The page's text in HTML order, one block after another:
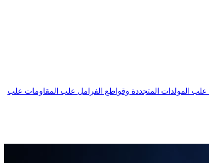
علب المولدات المتجددة وقواطع الفرامل علب المقاومات علب